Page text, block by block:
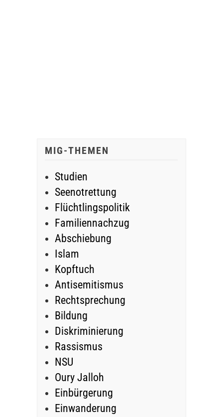
MIG-THEMEN
Studien
Seenotrettung
Flüchtlingspolitik
Familiennachzug
Abschiebung
Islam
Kopftuch
Antisemitismus
Rechtsprechung
Bildung
Diskriminierung
Rassismus
NSU
Oury Jalloh
Einbürgerung
Einwanderung